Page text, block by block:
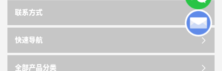
联系方式
快速导航
全部产品分类